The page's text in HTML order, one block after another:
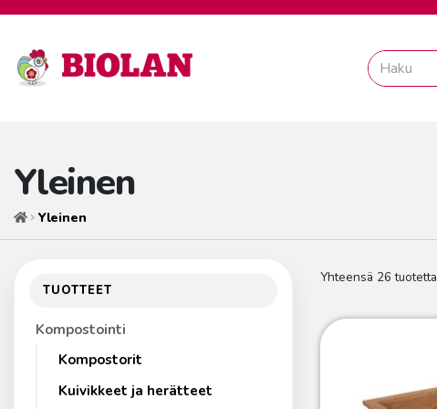
Yleinen
EtusivuYleinen
TUOTTEET
Kompostointi
Kompostorit
Kuivikkeet ja herätteet
Yhteensä 26 tuotetta